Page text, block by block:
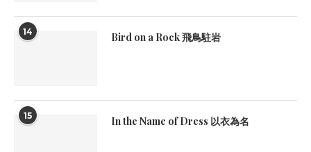
14 Bird on a Rock 飛鳥駐岩
15 In the Name of Dress 以衣為名